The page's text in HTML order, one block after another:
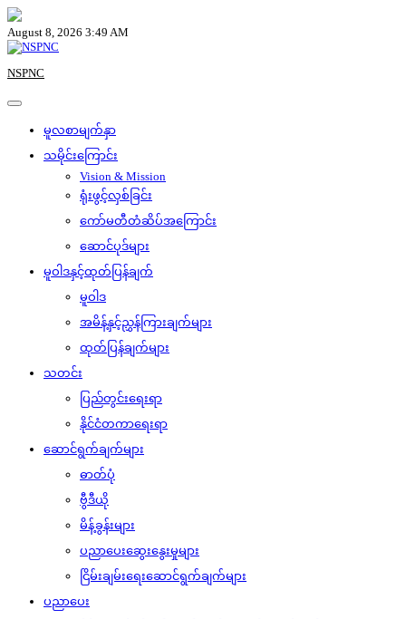
Skip
to
content
August 8, 2026 3:49 AM
NSPNC
မူလစာမျက်နှာ
သမိုင်းကြောင်း
Vision & Mission
ရုံးဖွင့်လှစ်ခြင်း
ကော်မတီတံဆိပ်အကြောင်း
ဆောင်ပုဒ်များ
မူဝါဒနှင့်ထုတ်ပြန်ချက်
မူဝါဒ
အမိန့်နှင့်ညွှန်ကြားချက်များ
ထုတ်ပြန်ချက်များ
သတင်း
ပြည်တွင်းရေးရာ
နိုင်ငံတကာရေးရာ
ဆောင်ရွက်ချက်များ
ဓာတ်ပုံ
ဗွီဒီယို
မိန့်ခွန်းများ
ပညာပေးဆွေးနွေးမှုများ
ငြိမ်းချမ်းရေးဆောင်ရွက်ချက်များ
ပညာပေး